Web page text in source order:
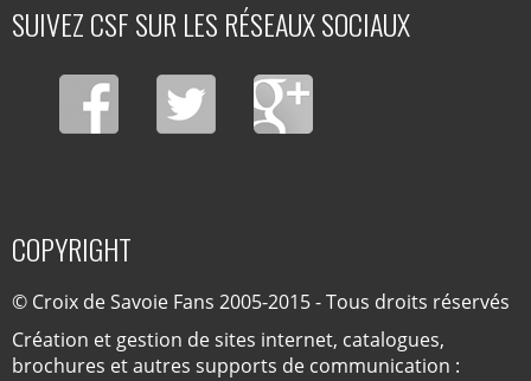
SUIVEZ CSF SUR LES RÉSEAUX SOCIAUX
COPYRIGHT
© Croix de Savoie Fans 2005-2015 - Tous droits réservés
Création et gestion de sites internet, catalogues,
brochures et autres supports de communication :